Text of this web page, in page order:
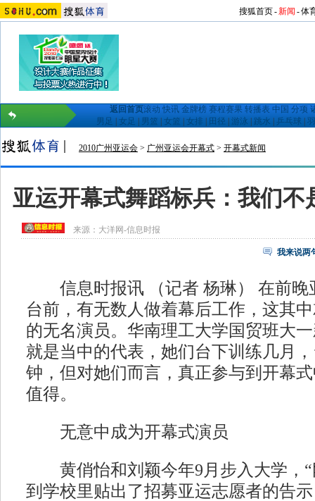
搜狐首页-新闻 -体
返回首页滚动 快讯 金牌榜 赛程赛果 转播表 中国 分项
男足
女足 男篮 女篮 女排 田径 游泳 跳水 乒乓球
2010广州亚运会 > 广州亚运会开幕式 > 开幕式新闻
亚运开幕式舞蹈标兵：我们不
来源： 大洋网-信息时报
我来说两
信息时报讯 （记者 杨琳） 在前晚
台前，有无数人做着幕后工作，这其
的无名演员。华南理工大学国贸班大
就是当中的代表，她们台下训练几月
钟，但对她们而言，真正参与到开幕
值得。
无意中成为开幕式演员
黄俏怡和刘颖今年9月步入大学，“
到学校里贴出了招募亚运志愿者的告